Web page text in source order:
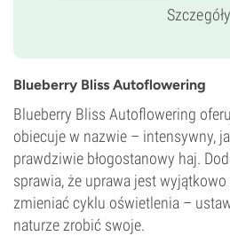
80% Sativa
9–10 tygodni
THC
20%
CBD
Średni
Typ kwitnienia
Fotoperiod
Szczegóły
Blueberry Bliss Autoflowering
Blueberry Bliss Autoflowering
obiecuje w nazwie – intensywny,
prawdziwie błogostanowy haj.
sprawia, że uprawa jest
zmieniać cyklu oświetlenia –
naturze zrobić swoje.